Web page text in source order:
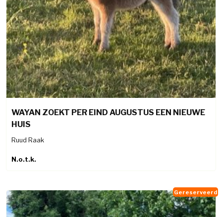
WAYAN ZOEKT PER EIND AUGUSTUS EEN NIEUWE
HUIS
Ruud Raak
N.o.t.k.
Gereserveerd